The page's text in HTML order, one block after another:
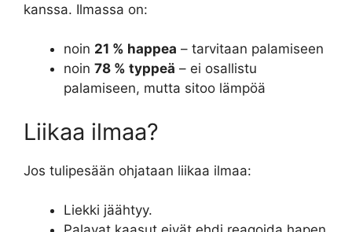
kanssa. Ilmassa on:
noin 21 % happea – tarvitaan palamiseen
noin 78 % typpeä – ei osallistu
palamiseen, mutta sitoo lämpöä
Liikaa ilmaa?
Jos tulipesään ohjataan liikaa ilmaa:
Liekki jäähtyy.